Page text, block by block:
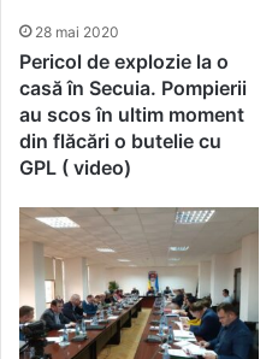
28 mai 2020
Pericol de explozie la o
casă în Secuia. Pompierii
au scos în ultim moment
din flăcări o butelie cu
GPL ( video)